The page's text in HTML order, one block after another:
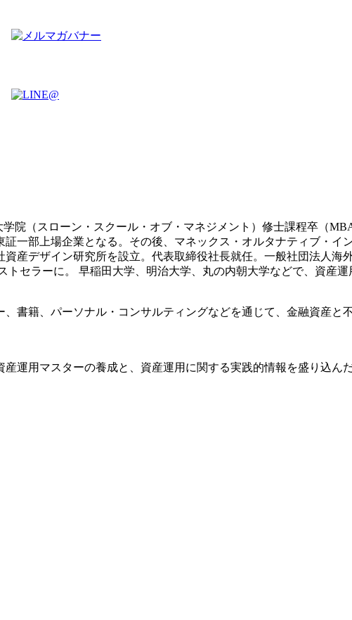
院（スローン・スクール・オブ・マネジメント）修士課程卒（
一部上場企業となる。その後、マネックス・オルタナティブ・イ
産デザイン研究所を設立。代表取締役社長就任。一般社団法人海
セラーに。 早稲田大学、明治大学、丸の内朝大学などで、資産運
書籍、パーソナル・コンサルティングなどを通じて、金融資産と
運用マスターの養成と、資産運用に関する実践的情報を盛り込ん